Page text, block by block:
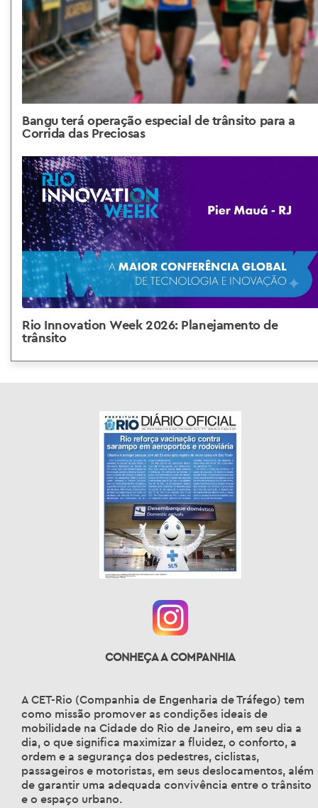
Bangu terá operação especial de trânsito para a
Corrida das Preciosas
Rio Innovation Week 2026: Planejamento de
trânsito
CONHEÇA A COMPANHIA
A CET-Rio (Companhia de Engenharia de Tráfego) tem
como missão promover as condições ideais de
mobilidade na Cidade do Rio de Janeiro, em seu dia a
dia, o que significa maximizar a fluidez, o conforto, a
ordem e a segurança dos pedestres, ciclistas,
passageiros e motoristas, em seus deslocamentos, além
de garantir uma adequada convivência entre o trânsito
e o espaço urbano.